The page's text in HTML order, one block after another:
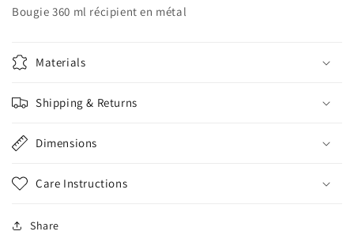
Bougie 360 ml récipient en métal
Materials
Shipping & Returns
Dimensions
Care Instructions
Share